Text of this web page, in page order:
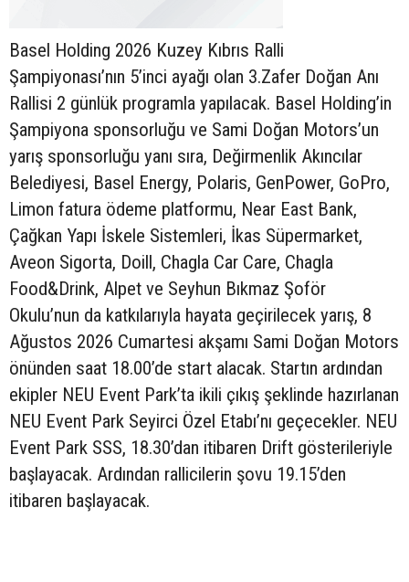
Basel Holding 2026 Kuzey Kıbrıs Ralli
Şampiyonası’nın 5’inci ayağı olan 3.Zafer Doğan Anı
Rallisi 2 günlük programla yapılacak. Basel Holding’in
Şampiyona sponsorluğu ve Sami Doğan Motors’un
yarış sponsorluğu yanı sıra, Değirmenlik Akıncılar
Belediyesi, Basel Energy, Polaris, GenPower, GoPro,
Limon fatura ödeme platformu, Near East Bank,
Çağkan Yapı İskele Sistemleri, İkas Süpermarket,
Aveon Sigorta, Doill, Chagla Car Care, Chagla
Food&Drink, Alpet ve Seyhun Bıkmaz Şoför
Okulu’nun da katkılarıyla hayata geçirilecek yarış, 8
Ağustos 2026 Cumartesi akşamı Sami Doğan Motors
önünden saat 18.00’de start alacak. Startın ardından
ekipler NEU Event Park’ta ikili çıkış şeklinde hazırlanan
NEU Event Park Seyirci Özel Etabı’nı geçecekler. NEU
Event Park SSS, 18.30’dan itibaren Drift gösterileriyle
başlayacak. Ardından rallicilerin şovu 19.15’den
itibaren başlayacak.